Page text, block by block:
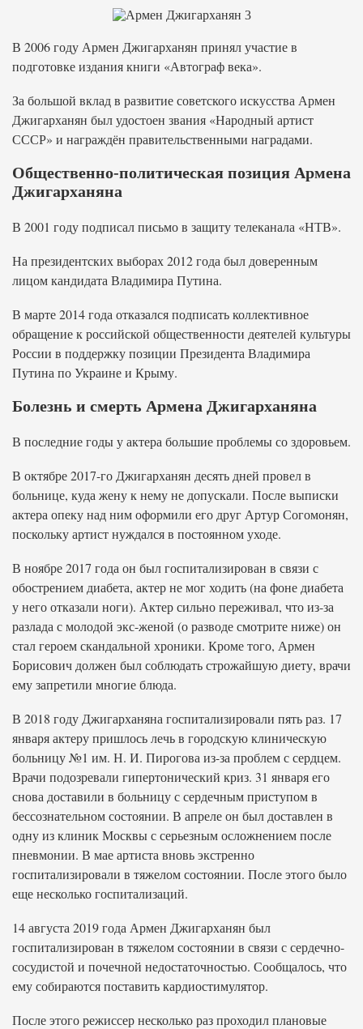
В 2006 году Армен Джигарханян принял участие в
подготовке издания книги «Автограф века».
За большой вклад в развитие советского искусства Армен
Джигарханян был удостоен звания «Народный артист
СССР» и награждён правительственными наградами.
Общественно-политическая позиция Армена
Джигарханяна
В 2001 году подписал письмо в защиту телеканала «НТВ».
На президентских выборах 2012 года был доверенным
лицом кандидата Владимира Путина.
В марте 2014 года отказался подписать коллективное
обращение к российской общественности деятелей культуры
России в поддержку позиции Президента Владимира
Путина по Украине и Крыму.
Болезнь и смерть Армена Джигарханяна
В последние годы у актера большие проблемы со здоровьем.
В октябре 2017-го Джигарханян десять дней провел в
больнице, куда жену к нему не допускали. После выписки
актера опеку над ним оформили его друг Артур Согомонян,
поскольку артист нуждался в постоянном уходе.
В ноябре 2017 года он был госпитализирован в связи с
обострением диабета, актер не мог ходить (на фоне диабета
у него отказали ноги). Актер сильно переживал, что из-за
разлада с молодой экс-женой (о разводе смотрите ниже) он
стал героем скандальной хроники. Кроме того, Армен
Борисович должен был соблюдать строжайшую диету, врачи
ему запретили многие блюда.
В 2018 году Джигарханяна госпитализировали пять раз. 17
января актеру пришлось лечь в городскую клиническую
больницу №1 им. Н. И. Пирогова из-за проблем с сердцем.
Врачи подозревали гипертонический криз. 31 января его
снова доставили в больницу с сердечным приступом в
бессознательном состоянии. В апреле он был доставлен в
одну из клиник Москвы с серьезным осложнением после
пневмонии. В мае артиста вновь экстренно
госпитализировали в тяжелом состоянии. После этого было
еще несколько госпитализаций.
14 августа 2019 года Армен Джигарханян был
госпитализирован в тяжелом состоянии в связи с сердечно-
сосудистой и почечной недостаточностью. Сообщалось, что
ему собираются поставить кардиостимулятор.
После этого режиссер несколько раз проходил плановые